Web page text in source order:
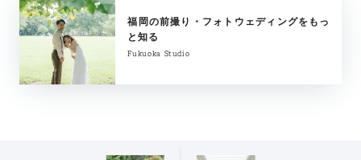
福岡の前撮り・フォトウェディングをもっ
と知る
Fukuoka Studio